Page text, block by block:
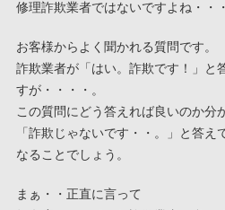
修理詐欺業者ではないですよね・・
お客様からよく聞かれる質問です。
詐欺業者が「はい。詐欺です！」と
すが・・・・。
この質問にどう答えれば良いのか分
「詐欺じゃないです・・。」と答
なることでしょう。
まぁ・・正直に言って